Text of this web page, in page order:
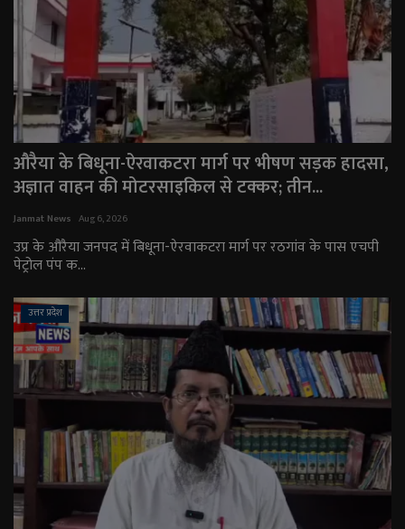
English Arabic
औरैया के बिधूना-ऐरवाकटरा मार्ग पर भीषण सड़क हादसा,
अज्ञात वाहन की मोटरसाइकिल से टक्कर; तीन...
Janmat News Aug 6, 2026
उप्र के औरैया जनपद में बिधूना-ऐरवाकटरा मार्ग पर रठगांव के पास एचपी
पेट्रोल पंप क...
उत्तर प्रदेश